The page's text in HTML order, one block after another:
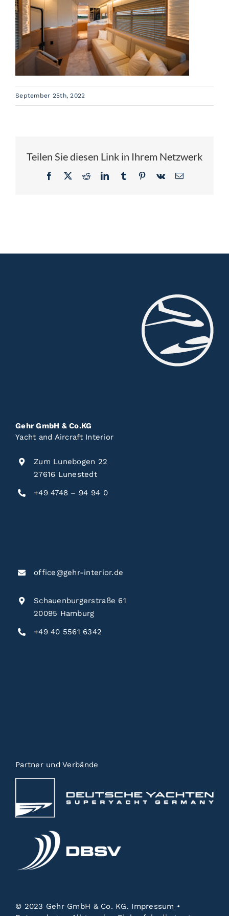
Referenzen
Aktuell
Über Gehr
Jobs
September 25th, 2022
Teilen Sie diesen Link in Ihrem Netzwerk
Facebook
X RedditLinkedInTumblr Pinterest
Vk
E-
Gehr GmbH & Co.KG
Yacht and Aircraft Interior
Zum Lunebogen 22
27616 Lunestedt
+49 4748 – 94 94 0
office@gehr-interior.de
Schauenburgerstraße 61
20095 Hamburg
+49 40 5561 6342
Partner und Verbände
© 2023 Gehr GmbH & Co. KG. Impressum •